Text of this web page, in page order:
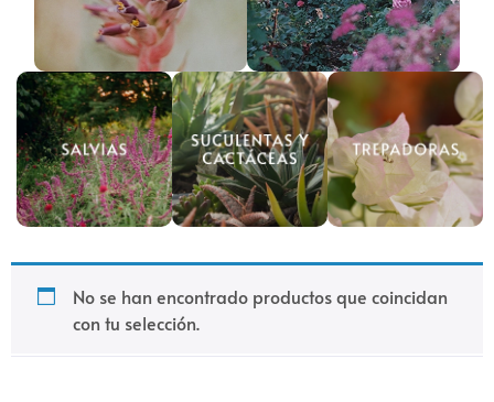
No se han encontrado productos que coincidan
con tu selección.